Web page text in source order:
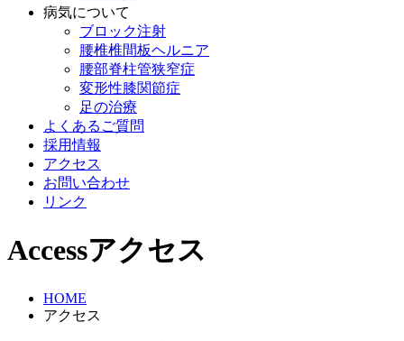
病気について
ブロック注射
腰椎椎間板ヘルニア
腰部脊柱管狭窄症
変形性膝関節症
足の治療
よくあるご質問
採用情報
アクセス
お問い合わせ
リンク
Accessアクセス
HOME
アクセス